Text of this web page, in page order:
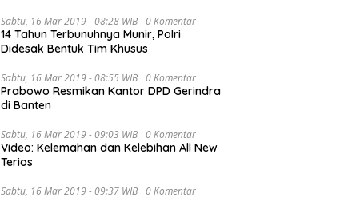
Sabtu, 16 Mar 2019 - 08:28 WIB 0 Komentar
14 Tahun Terbunuhnya Munir, Polri
Didesak Bentuk Tim Khusus
Sabtu, 16 Mar 2019 - 08:55 WIB 0 Komentar
Prabowo Resmikan Kantor DPD Gerindra
di Banten
Sabtu, 16 Mar 2019 - 09:03 WIB 0 Komentar
Video: Kelemahan dan Kelebihan All New
Terios
Sabtu, 16 Mar 2019 - 09:37 WIB 0 Komentar